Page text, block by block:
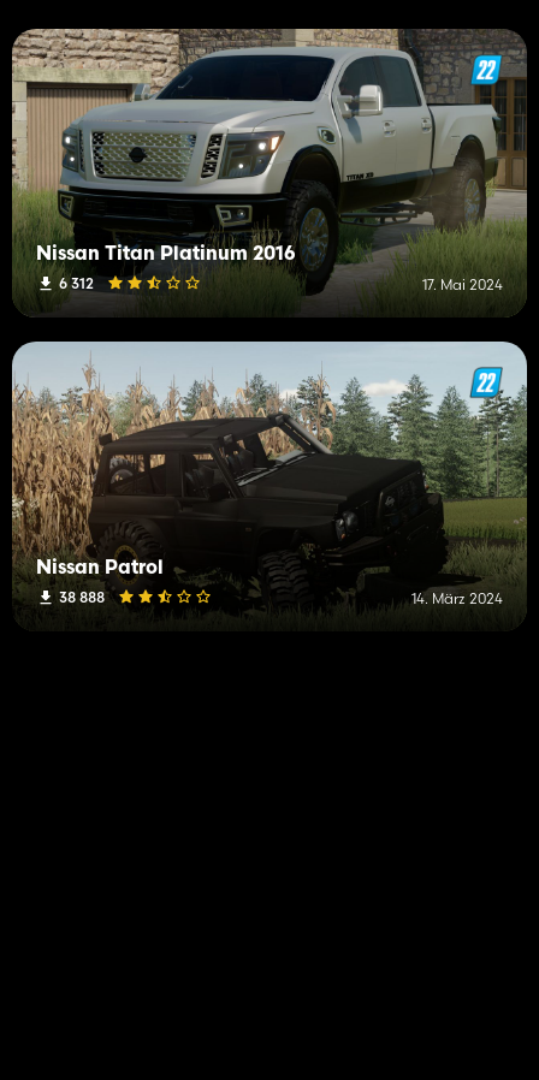
Nissan Titan Platinum 2016
6 312 17. Mai 2024
Nissan Patrol
38 888 14. März 2024